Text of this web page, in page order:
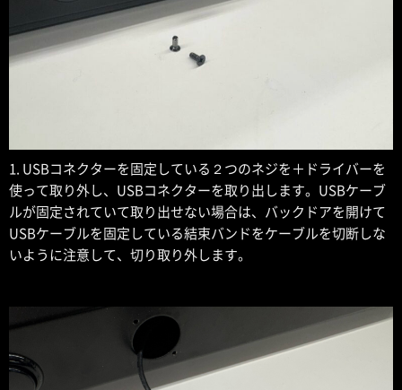
1. USBコネクターを固定している２つのネジを＋ドライバーを
使って取り外し、USBコネクターを取り出します。USBケーブ
ルが固定されていて取り出せない場合は、バックドアを開けて
USBケーブルを固定している結束バンドをケーブルを切断しな
いように注意して、切り取り外します。